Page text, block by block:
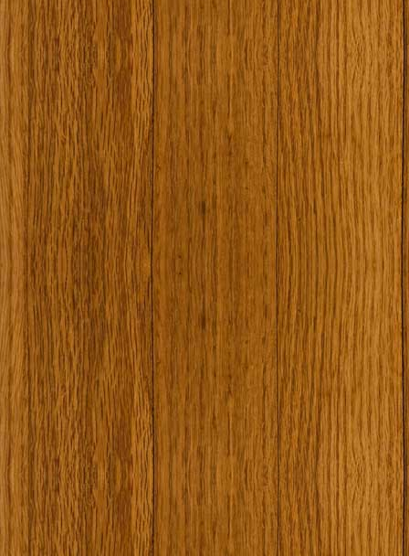
Наши туристически обекти Някой ден… Открит музей
Фото галерия